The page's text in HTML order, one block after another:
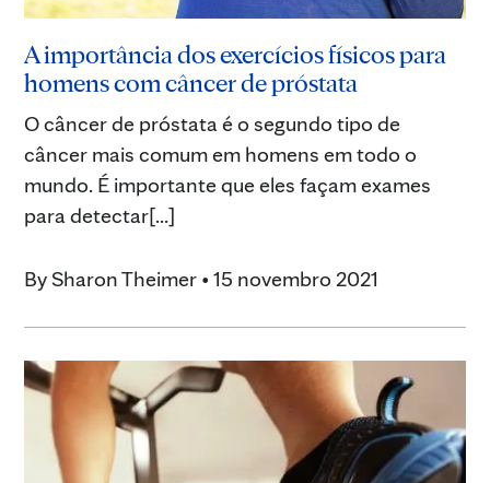
A importância dos exercícios físicos para
homens com câncer de próstata
O câncer de próstata é o segundo tipo de
câncer mais comum em homens em todo o
mundo. É importante que eles façam exames
para detectar[...]
By Sharon Theimer • 15 novembro 2021